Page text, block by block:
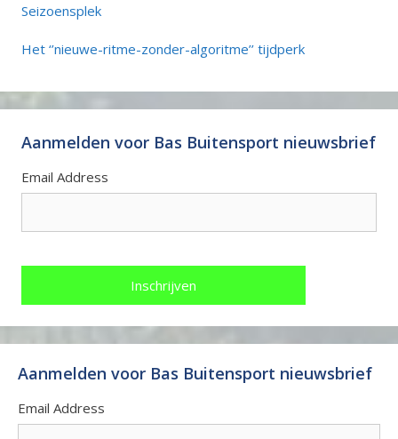
Seizoensplek
Het ‘’nieuwe-ritme-zonder-algoritme’’ tijdperk
Aanmelden voor Bas Buitensport nieuwsbrief
Email Address
Aanmelden voor Bas Buitensport nieuwsbrief
Email Address